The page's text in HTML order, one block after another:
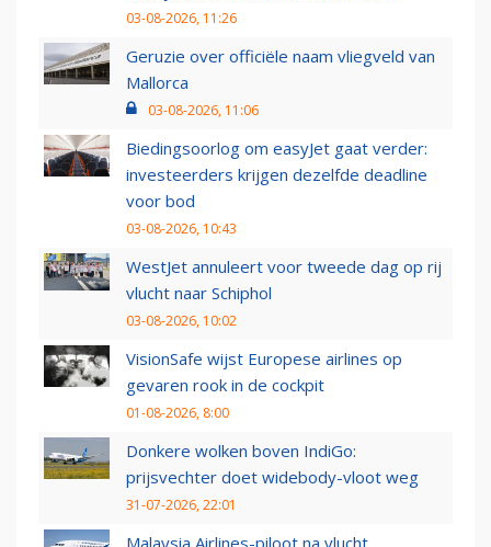
03-08-2026, 11:26
Geruzie over officiële naam vliegveld van
Mallorca
03-08-2026, 11:06
Biedingsoorlog om easyJet gaat verder:
investeerders krijgen dezelfde deadline
voor bod
03-08-2026, 10:43
WestJet annuleert voor tweede dag op rij
vlucht naar Schiphol
03-08-2026, 10:02
VisionSafe wijst Europese airlines op
gevaren rook in de cockpit
01-08-2026, 8:00
Donkere wolken boven IndiGo:
prijsvechter doet widebody-vloot weg
31-07-2026, 22:01